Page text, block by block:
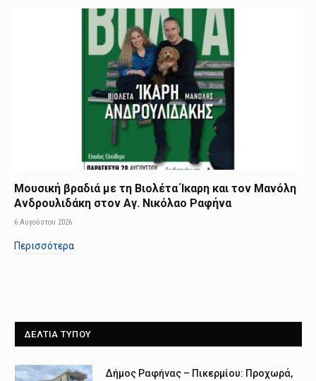
Μουσική βραδιά με τη Βιολέτα Ίκαρη και τον Μανόλη
Ανδρουλιδάκη στον Αγ. Νικόλαο Ραφήνα
6 Αυγούστου 2026
Περισσότερα
ΔΕΛΤΙΑ ΤΥΠΟΥ
Δήμος Ραφήνας – Πικερμίου: Προχωρά,